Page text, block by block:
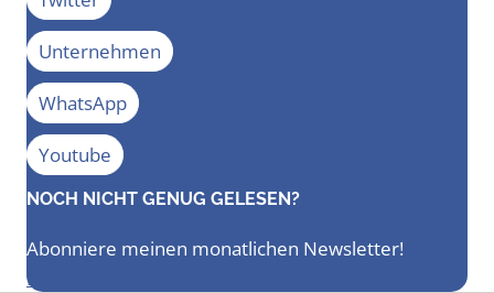
Unternehmen
WhatsApp
Youtube
NOCH NICHT GENUG GELESEN?
Abonniere meinen monatlichen Newsletter!
Newsletter anfordern